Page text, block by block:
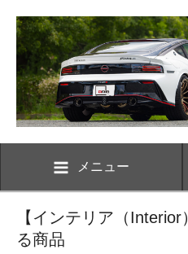
メニュー
【インテリア（
る商品